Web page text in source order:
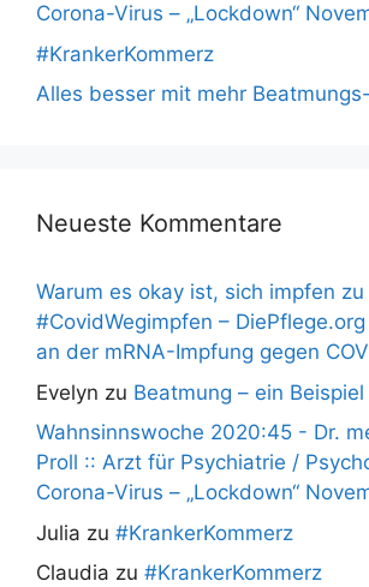
Corona-Virus – „Lockdown“
#KrankerKommerz
Alles besser mit mehr
Neueste Kommentare
Warum es okay ist, sich impfen zu
#CovidWegimpfen – DiePflege.org
an der mRNA-Impfung gegen
Evelyn zu Beatmung – ein Beispiel
Wahnsinnswoche 2020:45 - Dr.
Proll :: Arzt für Psychiatrie /
Corona-Virus – „Lockdown“
Julia zu #KrankerKommerz
Claudia zu #KrankerKommerz